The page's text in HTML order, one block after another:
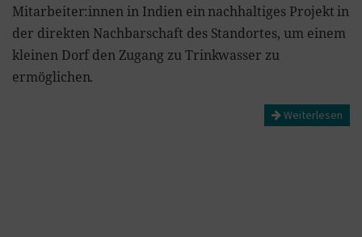
Mitarbeiter:innen in Indien ein nachhaltiges Projekt in
der direkten Nachbarschaft des Standortes, um einem
kleinen Dorf den Zugang zu Trinkwasser zu
ermöglichen.
Weiterlesen